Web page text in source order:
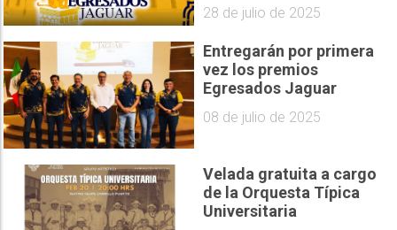
28 de julio de 2025
Entregarán por primera
vez los premios
Egresados Jaguar
08 de julio de 2025
Velada gratuita a cargo
de la Orquesta Típica
Universitaria